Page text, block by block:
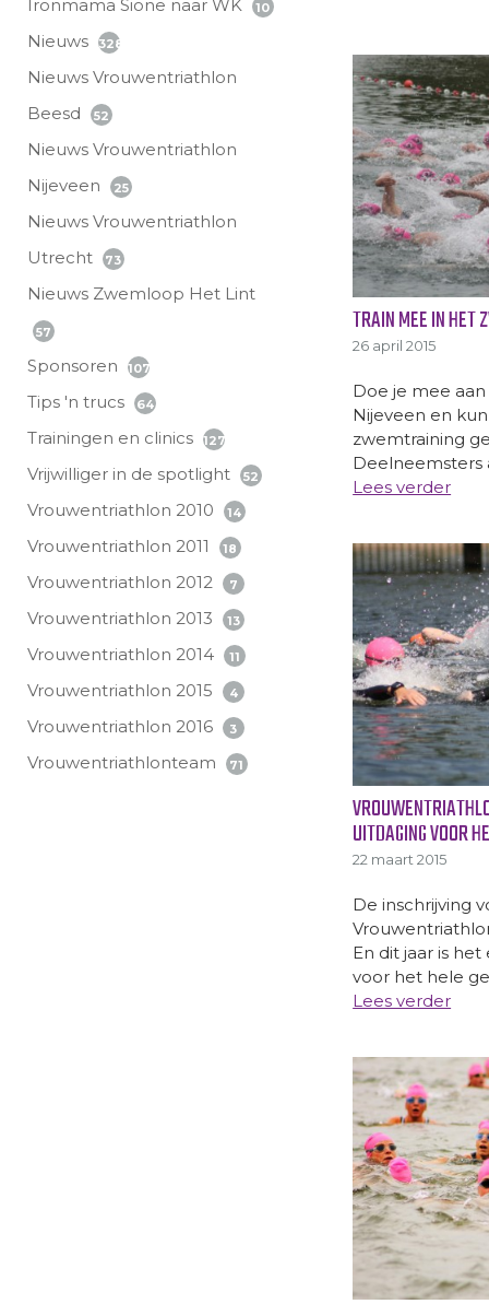
Ironmama Sione naar WK 10
Nieuws 328
Nieuws Vrouwentriathlon
Beesd
52
Nieuws Vrouwentriathlon
Nijeveen
25
Nieuws Vrouwentriathlon
Utrecht
73
Nieuws Zwemloop Het Lint
57
Sponsoren 107
Tips 'n trucs 64
Trainingen en clinics 127
Vrijwilliger in de spotlight 52
Vrouwentriathlon 2010 14
Vrouwentriathlon 2011 18
Vrouwentriathlon 2012 7
Vrouwentriathlon 2013 13
Vrouwentriathlon 2014 11
Vrouwentriathlon 2015 4
Vrouwentriathlon 2016 3
Vrouwentriathlonteam 71
TRAIN MEE IN HET
26 april 2015
Doe je mee
Nijeveen en
zwemtraining
Deelneemsters
Lees verder
UITDAGING VOOR
22 maart 2015
De inschrijving
En dit jaar is
voor het hele
Lees verder